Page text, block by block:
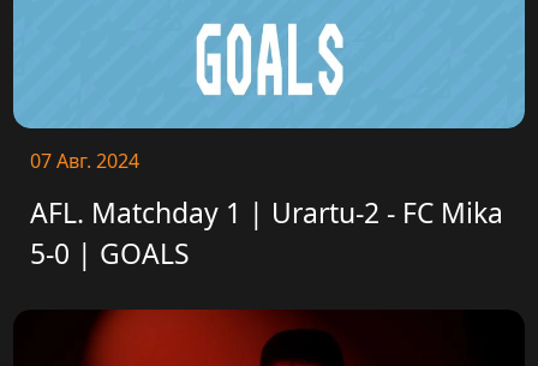
07 Авг. 2024
AFL. Matchday 1 | Urartu-2 - FC Mika
5-0 | GOALS